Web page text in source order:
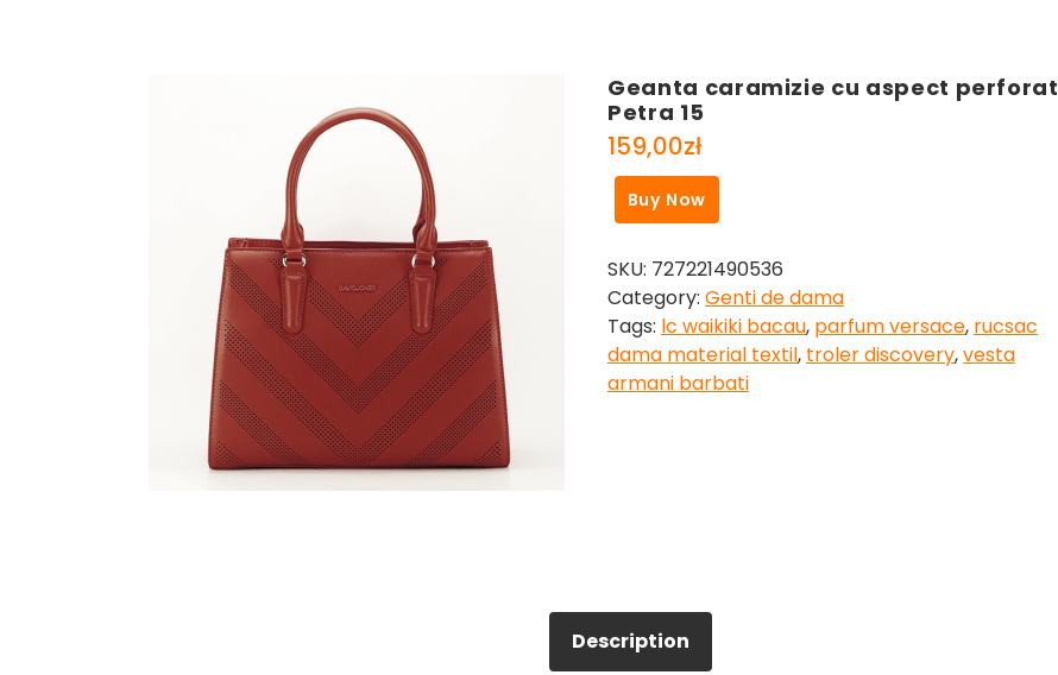
Geanta caramizie cu aspect perforat
Petra 15
159,00zł
Buy Now
SKU: 727221490536
Category: Genti de dama
Tags: lc waikiki bacau, parfum versace, rucsac
dama material textil, troler discovery,vesta
armani barbati
Description